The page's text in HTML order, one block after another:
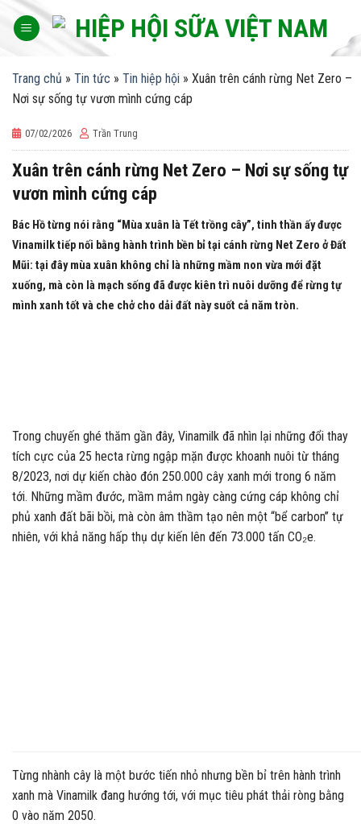
Trang chủ » Tin tức » Tin hiệp hội » Xuân trên cánh rừng Net Zero –
Nơi sự sống tự vươn mình cứng cáp
07/02/2026 Trần Trung
Xuân trên cánh rừng Net Zero – Nơi sự sống tự
vươn mình cứng cáp
Bác Hồ từng nói rằng “Mùa xuân là Tết trồng cây”, tinh thần ấy được
Vinamilk tiếp nối bằng hành trình bền bỉ tại cánh rừng Net Zero ở Đất
Mũi: tại đây mùa xuân không chỉ là những mầm non vừa mới đặt
xuống, mà còn là mạch sống đã được kiên trì nuôi dưỡng để rừng tự
mình xanh tốt và che chở cho dải đất này suốt cả năm tròn.
Trong chuyến ghé thăm gần đây, Vinamilk đã nhìn lại những đổi thay
tích cực của 25 hecta rừng ngập mặn được khoanh nuôi từ tháng
8/2023, nơi dự kiến chào đón 250.000 cây xanh mới trong 6 năm
tới. Những mầm đước, mầm mắm ngày càng cứng cáp không chỉ
phủ xanh đất bãi bồi, mà còn âm thầm tạo nên một “bể carbon” tự
nhiên, với khả năng hấp thụ dự kiến lên đến 73.000 tấn CO₂e.
Từng nhành cây là một bước tiến nhỏ nhưng bền bỉ trên hành trình
xanh mà Vinamilk đang hướng tới, với mục tiêu phát thải ròng bằng
0 vào năm 2050.